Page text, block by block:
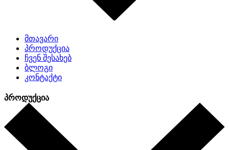
მთავარი
პროდუქცია
ჩვენ შესახებ
ბლოგი
კონტაქტი
პროდუქცია